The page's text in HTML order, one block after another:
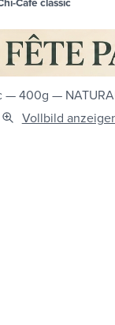
Vollbild